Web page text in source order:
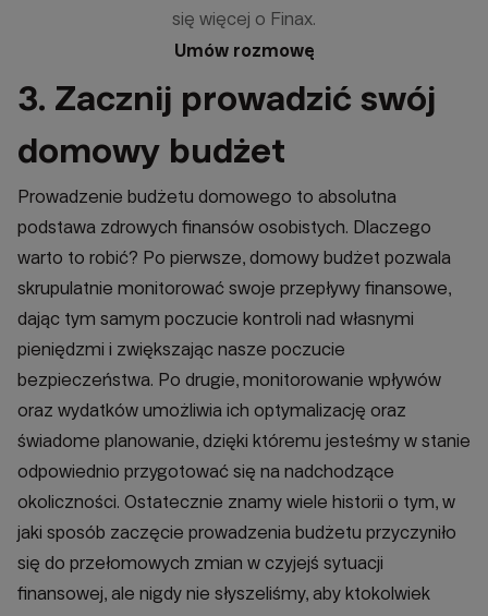
się więcej o Finax.
Umów rozmowę
3. Zacznij prowadzić swój
domowy budżet
Prowadzenie budżetu domowego to absolutna
podstawa zdrowych finansów osobistych. Dlaczego
warto to robić? Po pierwsze, domowy budżet pozwala
skrupulatnie monitorować swoje przepływy finansowe,
dając tym samym poczucie kontroli nad własnymi
pieniędzmi i zwiększając nasze poczucie
bezpieczeństwa. Po drugie, monitorowanie wpływów
oraz wydatków umożliwia ich optymalizację oraz
świadome planowanie, dzięki któremu jesteśmy w stanie
odpowiednio przygotować się na nadchodzące
okoliczności. Ostatecznie znamy wiele historii o tym, w
jaki sposób zaczęcie prowadzenia budżetu przyczyniło
się do przełomowych zmian w czyjejś sytuacji
finansowej, ale nigdy nie słyszeliśmy, aby ktokolwiek